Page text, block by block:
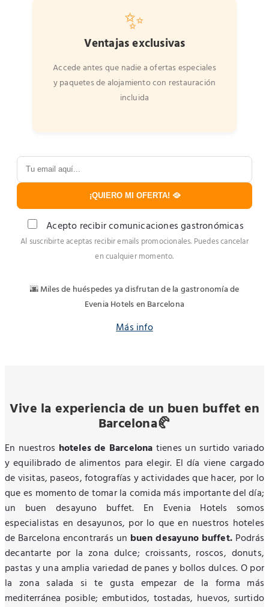
✨
Ventajas exclusivas
Accede antes que nadie a ofertas especiales
y paquetes de alojamiento con restauración
incluida
¡QUIERO MI OFERTA! 🥘
Acepto recibir comunicaciones gastronómicas
Al suscribirte aceptas recibir emails promocionales. Puedes cancelar
en cualquier momento.
🌆 Miles de huéspedes ya disfrutan de la gastronomía de
Evenia Hotels en Barcelona
Más info
Vive la experiencia de un buen buffet en
Barcelona🥐
En nuestros hoteles de Barcelona tienes un surtido variado
y equilibrado de alimentos para elegir. El día viene cargado
de visitas, paseos, fotografías y actividades que hacer, por lo
que es momento de tomar la comida más importante del día;
un buen desayuno buffet. En Evenia Hotels somos
especialistas en desayunos, por lo que en nuestros hoteles
de Barcelona encontrarás un buen desayuno buffet. Podrás
decantarte por la zona dulce; croissants, roscos, donuts,
pastas y una amplia variedad de panes y bollos dulces. O por
la zona salada si te gusta empezar de la forma más
mediterránea posible; embutidos, tostadas, huevos, surtido